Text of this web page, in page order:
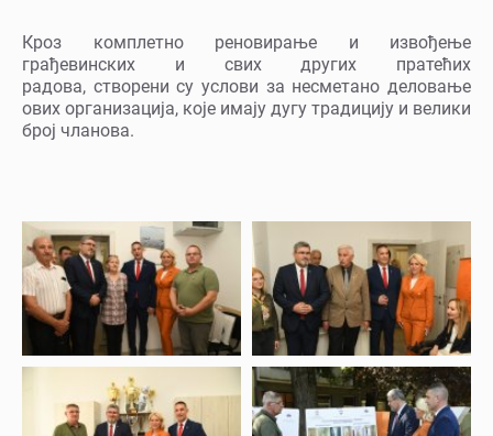
Кроз комплетно реновирање и извођење
грађевинских и свих других пратећих
радова, створени су услови за несметано деловање
ових организација, које имају дугу традицију и велики
број чланова.